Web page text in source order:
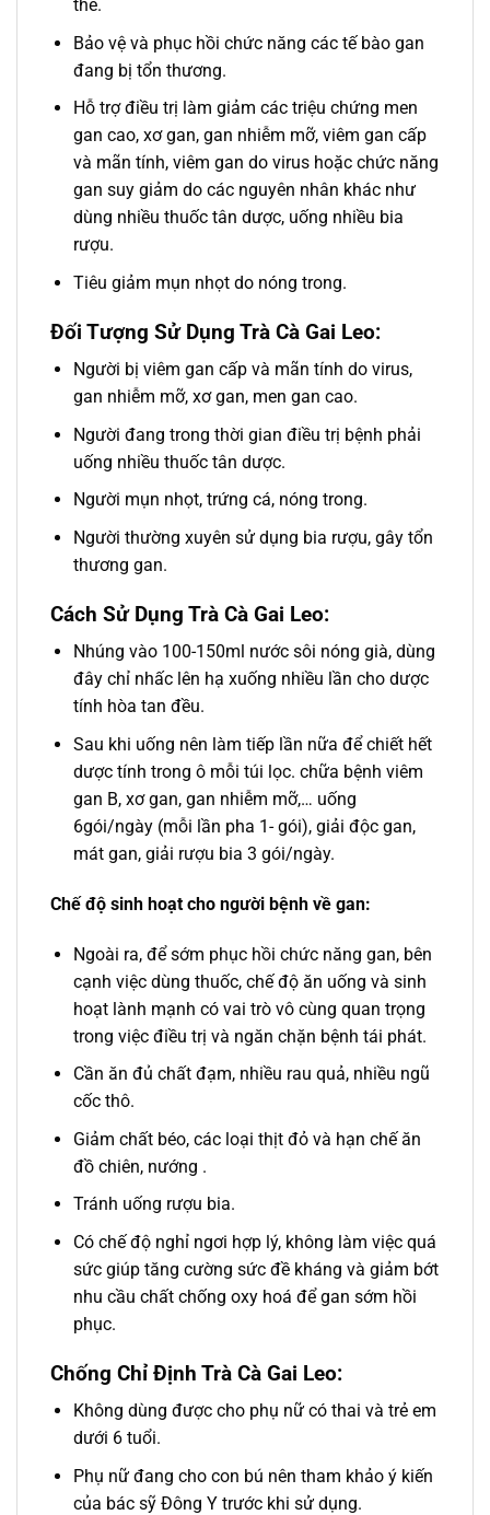
thể.
Bảo vệ và phục hồi chức năng các tế bào gan
đang bị tổn thương.
Hỗ trợ điều trị làm giảm các triệu chứng men
gan cao, xơ gan, gan nhiễm mỡ, viêm gan cấp
và mãn tính, viêm gan do virus hoặc chức năng
gan suy giảm do các nguyên nhân khác như
dùng nhiều thuốc tân dược, uống nhiều bia
rượu.
Tiêu giảm mụn nhọt do nóng trong.
Đối Tượng Sử Dụng Trà Cà Gai Leo:
Người bị viêm gan cấp và mãn tính do virus,
gan nhiễm mỡ, xơ gan, men gan cao.
Người đang trong thời gian điều trị bệnh phải
uống nhiều thuốc tân dược.
Người mụn nhọt, trứng cá, nóng trong.
Người thường xuyên sử dụng bia rượu, gây tổn
thương gan.
Cách Sử Dụng Trà Cà Gai Leo:
Nhúng vào 100-150ml nước sôi nóng già, dùng
đây chỉ nhấc lên hạ xuống nhiều lần cho dược
tính hòa tan đều.
Sau khi uống nên làm tiếp lần nữa để chiết hết
dược tính trong ô mỗi túi lọc. chữa bệnh viêm
gan B, xơ gan, gan nhiễm mỡ,… uống
6gói/ngày (mỗi lần pha 1- gói), giải độc gan,
mát gan, giải rượu bia 3 gói/ngày.
Chế độ sinh hoạt cho người bệnh về gan:
Ngoài ra, để sớm phục hồi chức năng gan, bên
cạnh việc dùng thuốc, chế độ ăn uống và sinh
hoạt lành mạnh có vai trò vô cùng quan trọng
trong việc điều trị và ngăn chặn bệnh tái phát.
Cần ăn đủ chất đạm, nhiều rau quả, nhiều ngũ
cốc thô.
Giảm chất béo, các loại thịt đỏ và hạn chế ăn
đồ chiên, nướng .
Tránh uống rượu bia.
Có chế độ nghỉ ngơi hợp lý, không làm việc quá
sức giúp tăng cường sức đề kháng và giảm bớt
nhu cầu chất chống oxy hoá để gan sớm hồi
phục.
Chống Chỉ Định Trà Cà Gai Leo:
Không dùng được cho phụ nữ có thai và trẻ em
dưới 6 tuổi.
Phụ nữ đang cho con bú nên tham khảo ý kiến
của bác sỹ Đông Y trước khi sử dụng.